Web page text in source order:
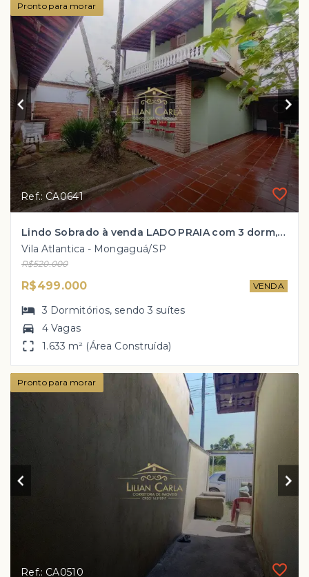
Pronto para morar
Ref.: CA0641
Lindo Sobrado à venda LADO PRAIA com 3 dorm, 3 suítes 2 vagas de garagem por R$ 499 mil!
Vila Atlantica - Mongaguá/SP
R$520.000
R$499.000 VENDA
3 Dormitórios, sendo3 suítes
4 Vagas
1.633 m² (Área Construída)
Pronto para morar
Ref.: CA0510